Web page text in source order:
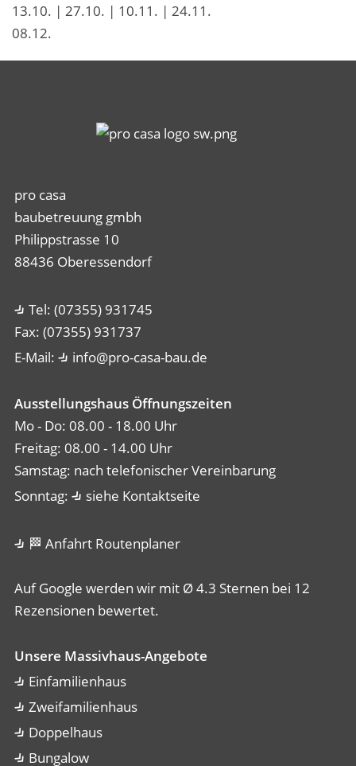
13.10. | 27.10. | 10.11. | 24.11.
08.12.
pro casa
baubetreuung gmbh
Philippstrasse 10
88436 Oberessendorf
Tel: (07355) 931745
Fax: (07355) 931737
E-Mail:
info@pro-casa-bau.de
Ausstellungshaus Öffnungszeiten
Mo - Do: 08.00 - 18.00 Uhr
Freitag: 08.00 - 14.00 Uhr
Samstag: nach telefonischer Vereinbarung
Sonntag:
siehe Kontaktseite
🏁 Anfahrt Routenplaner
Auf Google werden wir mit Ø 4.3 Sternen bei 12
Rezensionen bewertet.
Unsere Massivhaus-Angebote
Einfamilienhaus
Zweifamilienhaus
Doppelhaus
Bungalow